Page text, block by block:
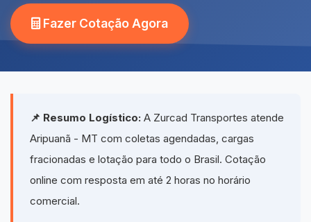
Fazer Cotação Agora
📌 Resumo Logístico: A Zurcad Transportes atende
Aripuanã - MT com coletas agendadas, cargas
fracionadas e lotação para todo o Brasil. Cotação
online com resposta em até 2 horas no horário
comercial.